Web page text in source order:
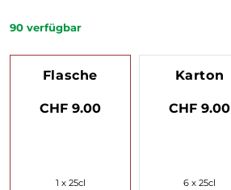
90 verfügbar
Flasche
CHF 9.00
1 x 25cl
Karton
CHF 9.00
6 x 25cl